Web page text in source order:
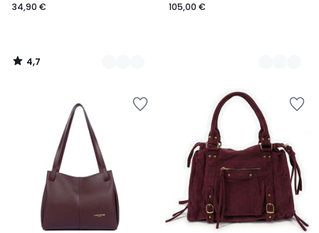
34,90 €
4,7
/
105,00 €